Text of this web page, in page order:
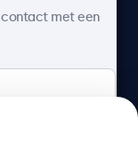
met een